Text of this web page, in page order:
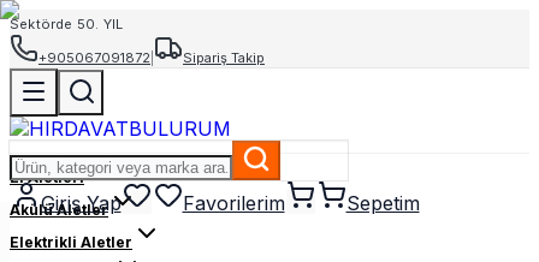
Sektörde 50. YIL
+905067091872
Sipariş Takip
Giriş Yap Favorilerim Sepetim
El Aletleri
Akülü Aletler
Elektrikli Aletler